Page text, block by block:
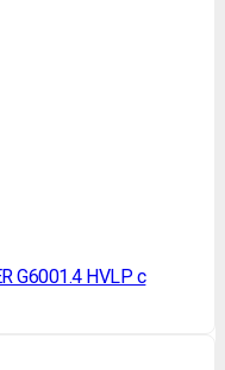
G6001.4 HVLP с